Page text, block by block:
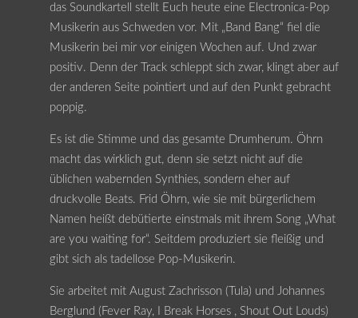
das Soundkartell stellt Euch heute eine Electronica-Pop
Musikerin aus Schweden vor. Mit „Band Bang“ fiel die
Musikerin bei mir vor einigen Wochen auf. Und zwar
positiv. Denn der Track schleppt sich zwar, klingt aber auf
der anderen Seite pointiert und auf den Punkt gebracht
poppig.
Es ist die Stimme und das gesamte Drumherum. Öhrn
macht das wirklich gut, denn sie setzt nicht auf die
üblichen wabernden Synthies, sondern eher auf
druckvolle Beats. Frid Öhrn, wie sie mit bürgerlichem
Namen heißt debütierte einstmals mit ihrem Song „What
are you waiting for“. Seitdem produziert sie fleißig und
gibt sich als tadellose Pop-Musikerin.
Sie arbeitet mit August Zachrisson (Tula) und Johannes
Berglund (Fever Ray, I Break Horses , Shout Out Louds)